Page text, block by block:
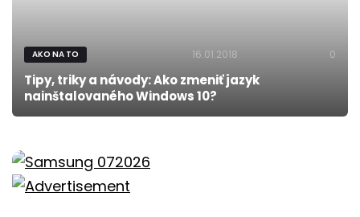
AKO NA TO 16.01.2018 0
Tipy, triky a návody: Ako zmeniť jazyk
nainštalovaného Windows 10?